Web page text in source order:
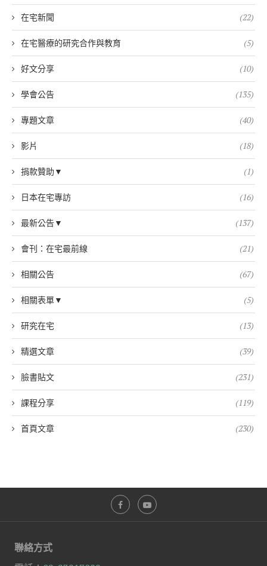
在宅新聞 (22)
在宅醫療的研究合作與教育 (5)
好文分享 (10)
學會公告 (135)
專題文章 (40)
影片 (18)
捐款贊助▼ (1)
日本在宅專訪 (16)
最新公告▼ (137)
會刊：在宅最前線 (21)
相關公告 (67)
相關表單▼ (5)
研究在宅 (13)
精選文章 (39)
臉書貼文 (231)
課程分享 (119)
首頁文章 (230)
聯絡方式